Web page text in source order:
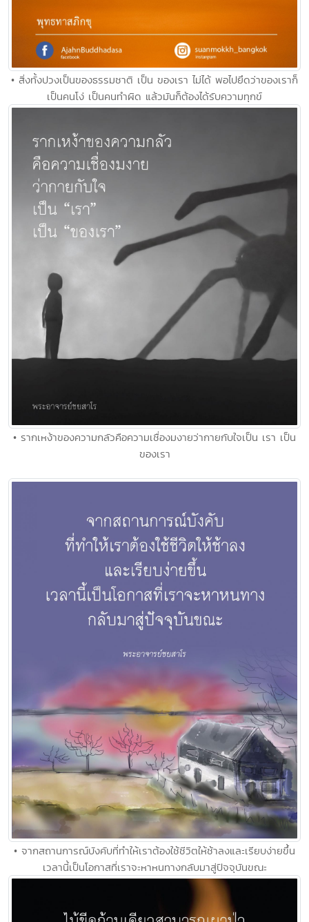
• สิ่งทั้งปวงเป็นของธรรมชาติ เป็น ของเรา ไม่ได้ พอไปยึดว่าของเราก็
เป็นคนโง่ เป็นคนทำผิด แล้วมันก็ต้องได้รับความทุกข์
• รากเหง้าของความกลัวคือความเชื่องมงายว่ากายกับใจเป็น เรา เป็น
ของเรา
• จากสถานการณ์บังคับที่ทำให้เราต้องใช้ชีวิตให้ช้าลงและเรียบง่ายขึ้น
เวลานี้เป็นโอกาสที่เราจะหาหนทางกลับมาสู่ปัจจุบันขณะ